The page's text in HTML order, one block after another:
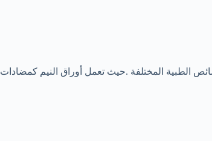
الطبية المختلفة .حيث تعمل أوراق النيم كمضادات